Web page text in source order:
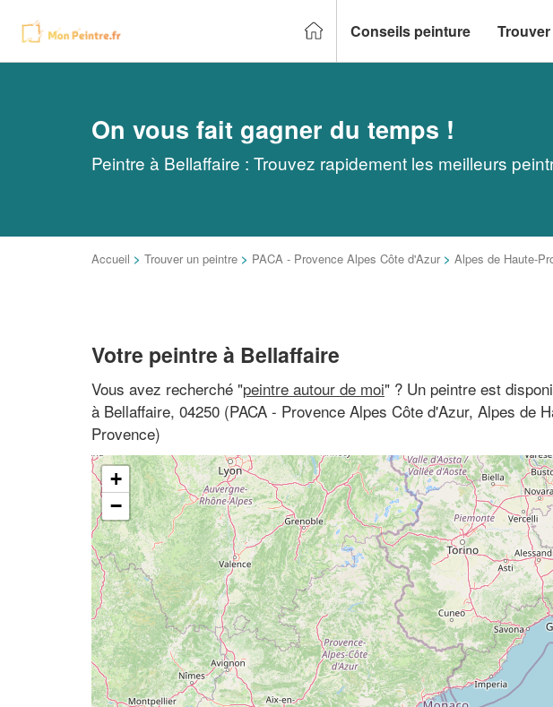
Conseils peinture
On vous fait gagner du temps !
Peintre à Bellaffaire : Trouvez rapidement les meilleurs
Accueil > Trouver un peintre > PACA - Provence Alpes Côte d'Azur > Alpes de Haute-
Votre peintre à Bellaffaire
Vous avez recherché "peintre autour de moi" ? Un peintre est
à Bellaffaire, 04250 (PACA - Provence Alpes Côte d'Azur, Alpes de
Provence)
+
−